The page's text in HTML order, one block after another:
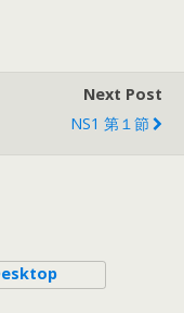
Next Post
NS1 第１節